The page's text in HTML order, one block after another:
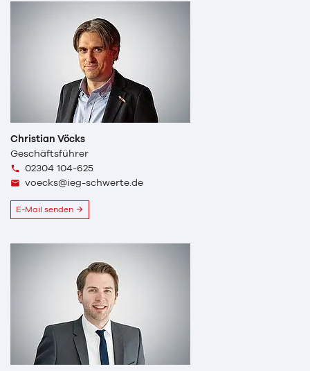
Christian Vöcks
Geschäftsführer
02304 104-625
voecks@ieg-schwerte.de
E-Mail senden